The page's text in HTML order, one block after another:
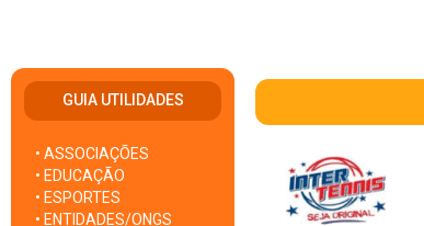
GUIA UTILIDADES
• ASSOCIAÇÕES
• EDUCAÇÃO
• ESPORTES
• ENTIDADES/ONGS